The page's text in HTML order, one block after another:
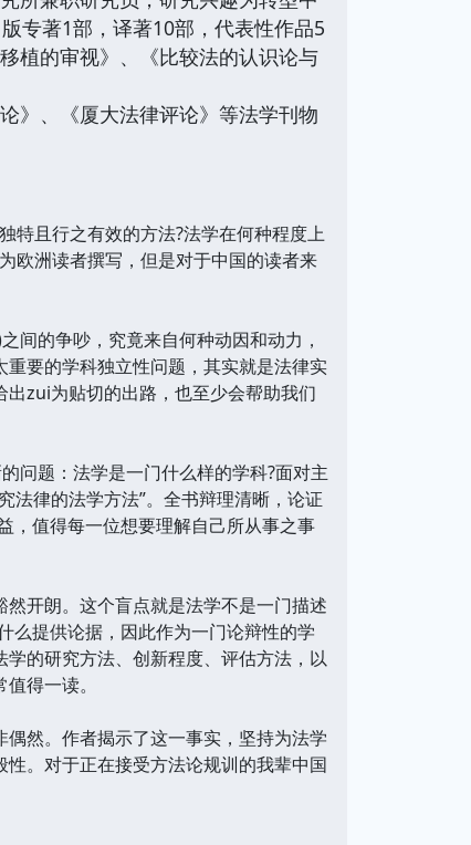
专著1部，译著10部，代表性作品5
植的审视》、《比较法的认识论与
》、《厦大法律评论》等法学刊物
特且行之有效的方法?法学在何种程度上
欧洲读者撰写，但是对于中国的读者来
间的争吵，究竟来自何种动因和动力，
要的学科独立性问题，其实就是法律实
zui为贴切的出路，也至少会帮助我们
问题：法学是一门什么样的学科?面对主
法律的法学方法”。全书辩理清晰，论证
，值得每一位想要理解自己所从事之事
开朗。这个盲点就是法学不是一门描述
么提供论据，因此作为一门论辩性的学
的研究方法、创新程度、评估方法，以
得一读。
然。作者揭示了这一事实，坚持为法学
。对于正在接受方法论规训的我辈中国